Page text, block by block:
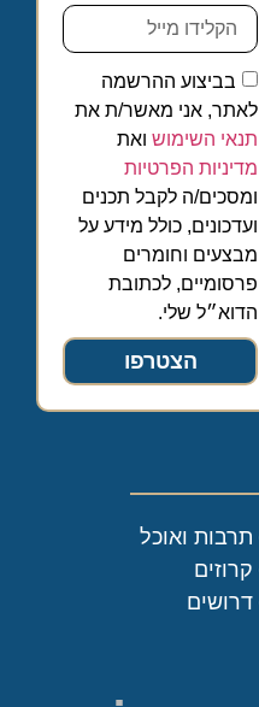
בביצוע ההרשמה
לאתר, אני מאשר/ת את
תנאי השימוש ואת
מדיניות הפרטיות
ומסכים/ה לקבל תכנים
ועדכונים, כולל מידע על
מבצעים וחומרים
פרסומיים, לכתובת
הדוא״ל שלי.
הצטרפו
תרבות ואוכל
קרוזים
דרושים